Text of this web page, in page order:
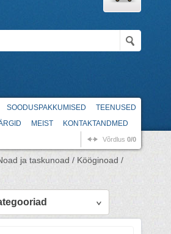
SOODUSPAKKUMISED
TEENUSED
MEIST KONTAKTANDMED
Võrdlus 0/0
ja taskunoad / Kööginoad /